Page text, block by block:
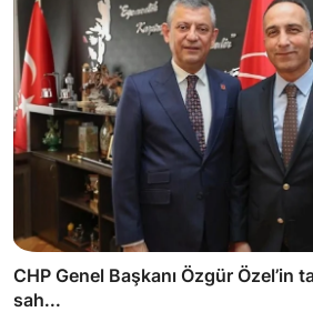
CHP Genel Başkanı Özgür Özel’in
sah...